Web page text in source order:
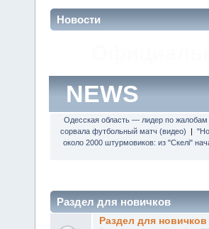
Новости
NEWS
Одесская область — лидер по жалобам